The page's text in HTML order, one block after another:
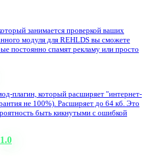
занимается проверкой ваших
модуля для REHLDS вы сможете
постоянно спамят рекламу или просто
плагин, который расширяет "интернет-
не 100%). Расширяет до 64 кб. Это
быть кикнутыми с ошибкой
1.0